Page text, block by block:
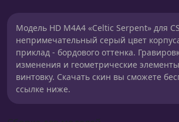
Модель HD M4A4 «Celtic Serpent» для
непримечательный серый цвет
приклад - бордового оттенка.
изменения и геометрические
винтовку. Скачать скин вы сможете
ссылке ниже.